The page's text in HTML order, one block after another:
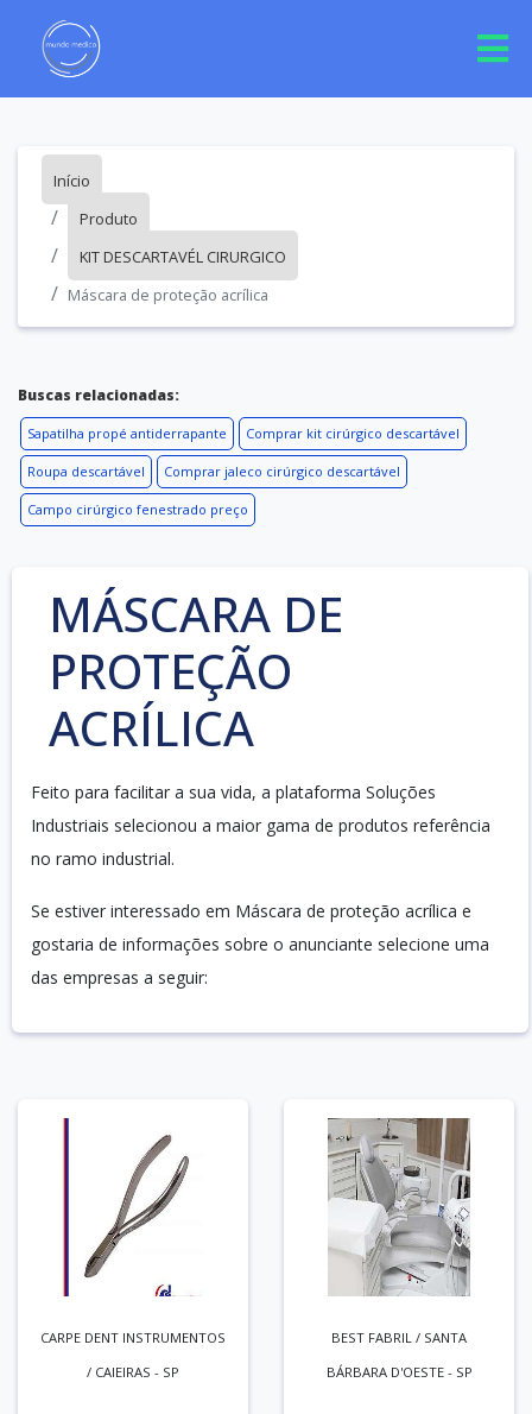
Início
Produto
KIT DESCARTAVÉL CIRURGICO
Máscara de proteção acrílica
Buscas relacionadas:
Sapatilha propé antiderrapante Comprar kit cirúrgico descartável
Roupa descartável Comprar jaleco cirúrgico descartável
Campo cirúrgico fenestrado preço
MÁSCARA DE
PROTEÇÃO
ACRÍLICA
Feito para facilitar a sua vida, a plataforma Soluções
Industriais selecionou a maior gama de produtos referência
no ramo industrial.
Se estiver interessado em Máscara de proteção acrílica e
gostaria de informações sobre o anunciante selecione uma
das empresas a seguir:
CARPE DENT INSTRUMENTOS
/ CAIEIRAS - SP
BEST FABRIL / SANTA
BÁRBARA D'OESTE - SP